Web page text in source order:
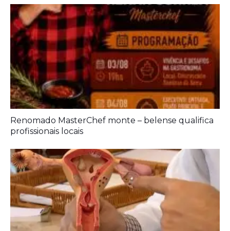
Renomado MasterChef monte – belense qualifica
profissionais locais